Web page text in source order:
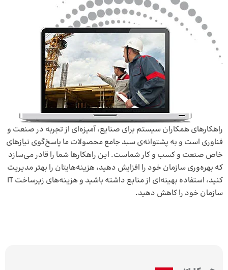
راهکارهای همکاران سیستم برای صنایع، آمیزه‌ای از تجربه در صنعت و
فناوری است و به پشتوانه‌ی سبد جامع محصولات ما پاسخ‌گوی نیازهای
خاص صنعت و کسب و کار شماست. این راهکار‌ها شما را قادر می‌سازد
که بهره‌وری سازمان خود را افزایش دهید، هزینه‌هایتان را بهتر مدیریت
کنید، استفاده بهینه‌ای از منابع داشته باشید و هزینه‌های زیرساخت IT
سازمان خود را کاهش دهید.